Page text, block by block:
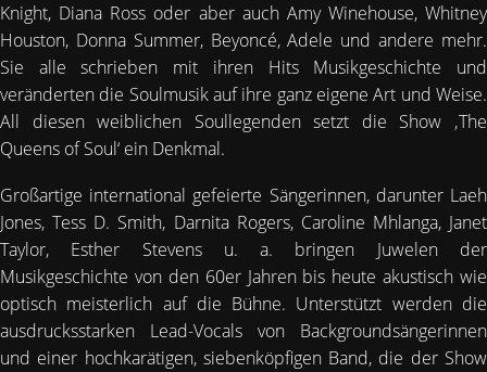
Knight, Diana Ross oder aber auch Amy Winehouse, Whitney
Houston, Donna Summer, Beyoncé, Adele und andere mehr.
Sie alle schrieben mit ihren Hits Musikgeschichte und
veränderten die Soulmusik auf ihre ganz eigene Art und Weise.
All diesen weiblichen Soullegenden setzt die Show ‚The
Queens of Soul‘ ein Denkmal.
Großartige international gefeierte Sängerinnen, darunter Laeh
Jones, Tess D. Smith, Darnita Rogers, Caroline Mhlanga, Janet
Taylor, Esther Stevens u. a. bringen Juwelen der
Musikgeschichte von den 60er Jahren bis heute akustisch wie
optisch meisterlich auf die Bühne. Unterstützt werden die
ausdrucksstarken Lead-Vocals von Backgroundsängerinnen
und einer hochkarätigen, siebenköpfigen Band, die der Show